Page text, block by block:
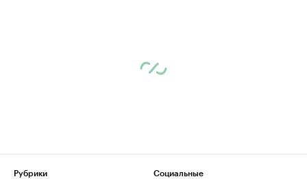
Рубрики
Социальные